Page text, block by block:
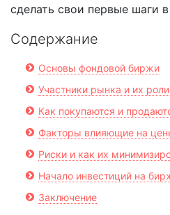
сделать свои первые шаги
Содержание
Основы фондовой биржи
Участники рынка и их роли
Как покупаются и
Факторы влияющие на
Риски и как их
Начало инвестиций на
Заключение